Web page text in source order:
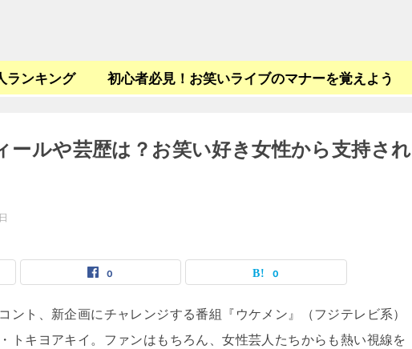
ランキング 初心者必見！お笑いライブのマナーを覚えよう
ールや芸歴は？お笑い好き女性から支持され
0 0
ント、新企画にチャレンジする番組『ウケメン』（フジテレビ系）
トキヨアキイ。ファンはもちろん、女性芸人たちからも熱い視線を